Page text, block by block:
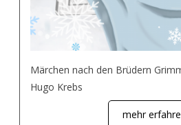
Märchen nach den Brüdern
Hugo Krebs
mehr